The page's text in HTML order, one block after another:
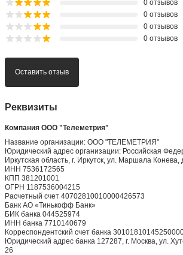
0 отзывов
0 отзывов
0 отзывов
0 отзывов
Оставить отзыв
Реквизиты
Компания ООО "Телеметрия"
Название организации: ООО "ТЕЛЕМЕТРИЯ"
Юридический адрес организации: Российская
Иркутская область, г. Иркутск, ул. Маршала Конева,
ИНН 7536172565
КПП 381201001
ОГРН 1187536004215
Расчетный счет 40702810010000426573
Банк АО «Тинькофф Банк»
БИК банка 044525974
ИНН банка 7710140679
Корреспондентский счет банка
Юридический адрес банка 127287, г. Москва, ул.
26